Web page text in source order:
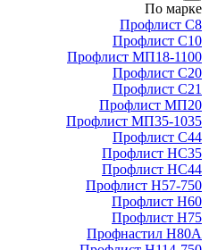
По марке
Профлист С8
Профлист С10
Профлист МП18-1100
Профлист С20
Профлист С21
Профлист МП20
Профлист МП35-1035
Профлист С44
Профлист НС35
Профлист НС44
Профлист Н57-750
Профлист Н60
Профлист Н75
Профнастил Н80А